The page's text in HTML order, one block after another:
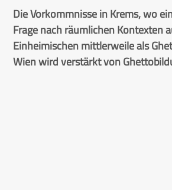
Die Vorkommnisse in Krems, wo
Frage nach räumlichen Kontexten
Einheimischen mittlerweile als
Wien wird verstärkt von